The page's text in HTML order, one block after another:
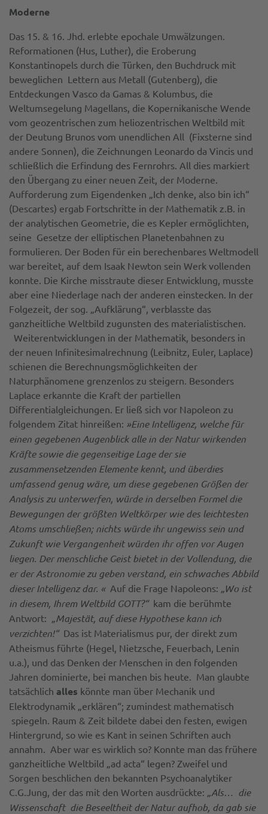
Moderne
Das 15. & 16. Jhd. erlebte epochale Umwälzungen.
Reformationen (Hus, Luther), die Eroberung
Konstantinopels durch die Türken, den Buchdruck mit
beweglichen Lettern aus Metall (Gutenberg), die
Entdeckungen Vasco da Gamas & Kolumbus, die
Weltumsegelung Magellans, die Kopernikanische Wende
vom geozentrischen zum heliozentrischen Weltbild mit
der Deutung Brunos vom unendlichen All (Fixsterne sind
andere Sonnen), die Zeichnungen Leonardo da Vincis und
schließlich die Erfindung des Fernrohrs. All dies markiert
den Übergang zu einer neuen Zeit, der Moderne.
Aufforderung zum Eigendenken „Ich denke, also bin ich“
(Descartes) ergab Fortschritte in der Mathematik z.B. in
der analytischen Geometrie, die es Kepler ermöglichten,
seine Gesetze der elliptischen Planetenbahnen zu
formulieren. Der Boden für ein berechenbares Weltmodell
war bereitet, auf dem Isaak Newton sein Werk vollenden
konnte. Die Kirche misstraute dieser Entwicklung, musste
aber eine Niederlage nach der anderen einstecken. In der
Folgezeit, der sog. „Aufklärung“, verblasste das
ganzheitliche Weltbild zugunsten des materialistischen.
Weiterentwicklungen in der Mathematik, besonders in
der neuen Infinitesimalrechnung (Leibnitz, Euler, Laplace)
schienen die Berechnungsmöglichkeiten der
Naturphänomene grenzenlos zu steigern. Besonders
Laplace erkannte die Kraft der partiellen
Differentialgleichungen. Er ließ sich vor Napoleon zu
folgendem Zitat hinreißen: »Eine Intelligenz, welche für
einen gegebenen Augenblick alle in der Natur wirkenden
Kräfte sowie die gegenseitige Lage der sie
zusammensetzenden Elemente kennt, und überdies
umfassend genug wäre, um diese gegebenen Größen der
Analysis zu unterwerfen, würde in derselben Formel die
Bewegungen der größten Weltkörper wie des leichtesten
Atoms umschließen; nichts würde ihr ungewiss sein und
Zukunft wie Vergangenheit würden ihr offen vor Augen
liegen. Der mensch­liche Geist bietet in der Vollendung, die
er der Astronomie zu geben verstand, ein schwaches Ab­bild
dieser Intelligenz dar. «Auf die Frage Napoleons: „Wo ist
in diesem, Ihrem Weltbild GOTT?“kam die berühmte
Antwort: „Majestät, auf diese Hypothese kann ich
verzichten!“ Das ist Materialismus pur, der direkt zum
Atheismus führte (Hegel, Nietzsche, Feuerbach, Lenin
u.a.), und das Denken der Menschen in den folgenden
Jahren dominierte, bei manchen bis heute. Man glaubte
tatsächlich alles könnte man über Mechanik und
Elektrodynamik „erklären“; zumindest mathematisch
spiegeln. Raum & Zeit bildete dabei den festen, ewigen
Hintergrund, so wie es Kant in seinen Schriften auch
annahm. Aber war es wirklich so? Konnte man das frühere
ganzheitliche Weltbild „ad acta“ legen? Zweifel und
Sorgen beschlichen den bekannten Psychoanalytiker
C.G.Jung, der das mit den Worten ausdrückte: „Als… die
Wissenschaft die Beseeltheit der Natur aufhob, da gab sie